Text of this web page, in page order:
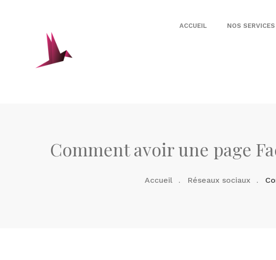
ACCUEIL NOS SERVICES
Comment avoir une page
Accueil Réseaux sociaux